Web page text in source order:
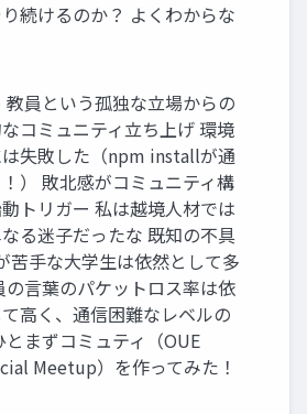
続けるのか？ よくわからな
教員という孤独な立場からの
コミュニティ立ち上げ 環境
失敗した（npm installが通
） 敗北感がコミュニティ構
トリガー 私は越境人材では
る迷子だったな 既知の不具
苦手な大学生は依然として多
の言葉のパケットロス率は依
高く、通信困難なレベルの
とまずコミュティ（OUE
Meetup）を作ってみた！